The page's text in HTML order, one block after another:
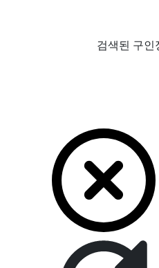
검색된 구